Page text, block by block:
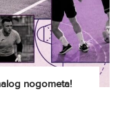
nogometa!